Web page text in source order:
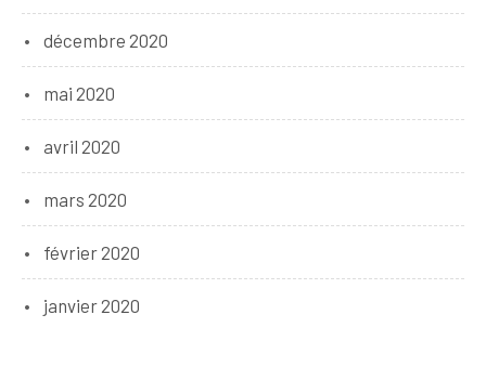
décembre 2020
mai 2020
avril 2020
mars 2020
février 2020
janvier 2020